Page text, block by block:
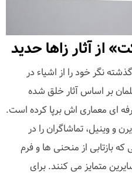
از آثار زاها حدید
نگر خود را از اشیاء در
بر اساس آثار خلق شده
ای معماری اش برپا کرده است.
و وینیل، تماشاگران را در
بازتابی از منحنی ها و فرم
متمایز می کنند. برای